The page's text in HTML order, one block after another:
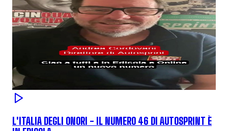
L'ITALIA DEGLI ONORI - IL NUMERO 46 DI AUTOSPRINT È